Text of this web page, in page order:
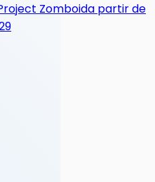
Zomboida partir de